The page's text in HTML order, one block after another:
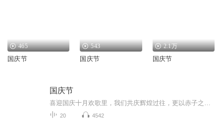
465
国庆节
543
国庆节
2.1万
国庆节
国庆节
20 4542